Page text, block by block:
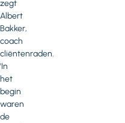
zegt
Albert
Bakker,
coach
cliëntenraden.
'In
het
begin
waren
de